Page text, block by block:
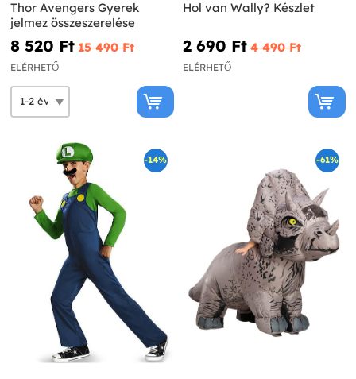
Thor Avengers Gyerek
jelmez összeszerelése
8 520 Ft‎ 15 490 Ft‎
ELÉRHETŐ
Hol van Wally? Készlet
2 690 Ft‎ 4 490 Ft‎
ELÉRHETŐ
-14% -61%